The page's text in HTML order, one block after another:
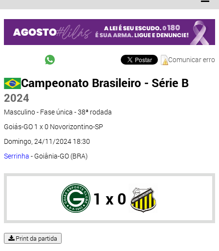
Comunicar erro
Campeonato Brasileiro - Série B
2024
Masculino - Fase única - 38ª rodada
Goiás-GO 1 x 0 Novorizontino-SP
Domingo, 24/11/2024 18:30
Serrinha - Goiânia-GO (BRA)
1 x 0
Print da partida